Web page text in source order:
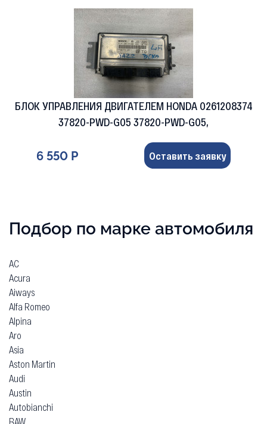
БЛОК УПРАВЛЕНИЯ ДВИГАТЕЛЕМ HONDA 0261208374
37820-PWD-G05 37820-PWD-G05,
6 550 Р Оставить заявку
Подбор по марке автомобиля
AC
Acura
Aiways
Alfa Romeo
Alpina
Aro
Asia
Aston Martin
Audi
Austin
Autobianchi
BAW